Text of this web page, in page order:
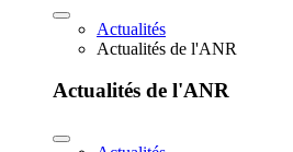
Actualités
Actualités de l'ANR
Actualités de l'ANR